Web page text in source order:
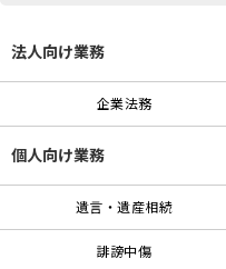
法人向け業務
企業法務
個人向け業務
遺言・遺産相続
誹謗中傷